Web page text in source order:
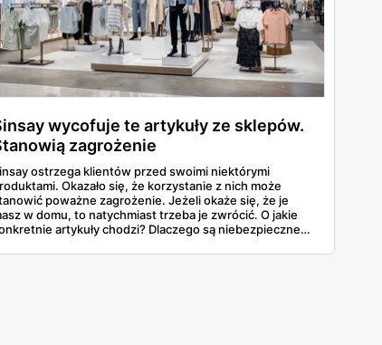
wycofuje te artykuły ze sklepów.
zagrożenie
ostrzega klientów przed swoimi niektórymi
Okazało się, że korzystanie z nich może
poważne zagrożenie. Jeżeli okaże się, że je
w domu, to natychmiast trzeba je zwrócić. O jakie
artykuły chodzi? Dlaczego są niebezpieczne?
Przeczytaj koniecznie.